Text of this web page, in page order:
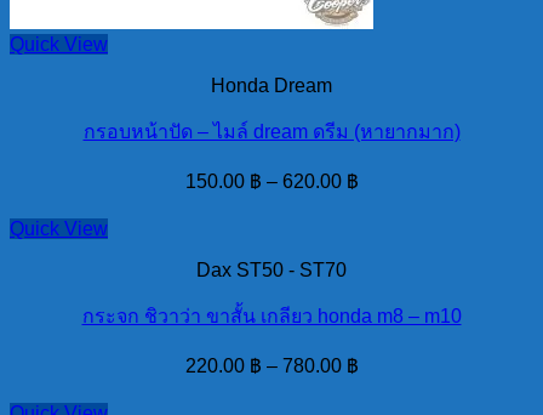
Quick View
Honda Dream
กรอบหน้าปัด – ไมล์ dream ดรีม (หายากมาก)
150.00 ฿ – 620.00 ฿
Quick View
Dax ST50 - ST70
กระจก ชิวาว่า ขาสั้น เกลียว honda m8 – m10
220.00 ฿ – 780.00 ฿